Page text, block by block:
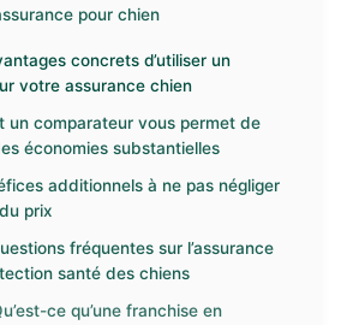
pour chien
concrets d’utiliser un
votre assurance chien
un comparateur vous permet de
économies substantielles
additionnels à ne pas négliger
prix
fréquentes sur l’assurance
santé des chiens
ce qu’une franchise en